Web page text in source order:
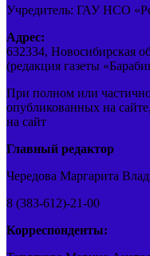
Учредитель: ГАУ НСО
Адрес:
632334, Новосибирская
(редакция газеты
При полном или
опубликованных на
на сайт
Главный редактор
Чередова Маргарита
8 (383-612)-21-00
Корреспонденты: